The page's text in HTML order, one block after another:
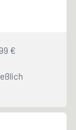
€